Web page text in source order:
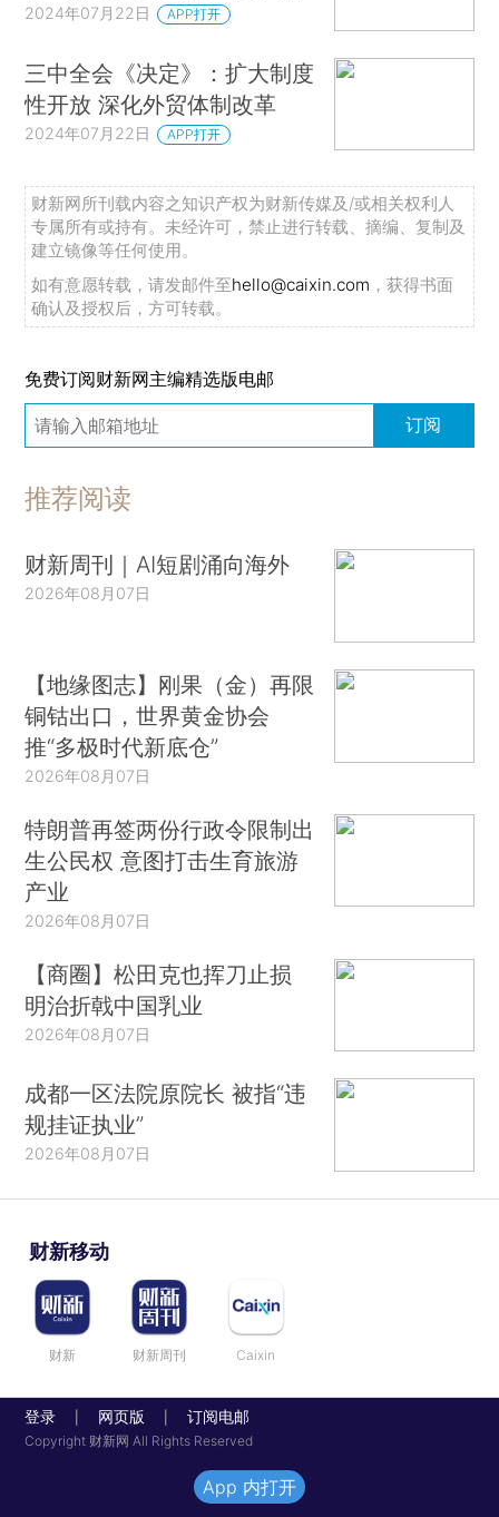
2024年07月22日 APP打开
三中全会《决定》：扩大制度
性开放 深化外贸体制改革
2024年07月22日 APP打开
财新网所刊载内容之知识产权为财新传媒及/或相关权利人
专属所有或持有。未经许可，禁止进行转载、摘编、复制及
建立镜像等任何使用。
如有意愿转载，请发邮件至hello@caixin.com ，获得书面
确认及授权后，方可转载。
免费订阅财新网主编精选版电邮
订阅
推荐阅读
财新周刊｜AI短剧涌向海外
2026年08月07日
【地缘图志】刚果（金）再限
铜钴出口，世界黄金协会
推“多极时代新底仓”
2026年08月07日
特朗普再签两份行政令限制出
生公民权 意图打击生育旅游
产业
2026年08月07日
【商圈】松田克也挥刀止损
明治折戟中国乳业
2026年08月07日
成都一区法院原院长 被指“违
规挂证执业”
2026年08月07日
财新移动
财新 财新周刊 Caixin
登录 网页版 订阅电邮
Copyright 财新网 All Rights Reserved
App 内打开